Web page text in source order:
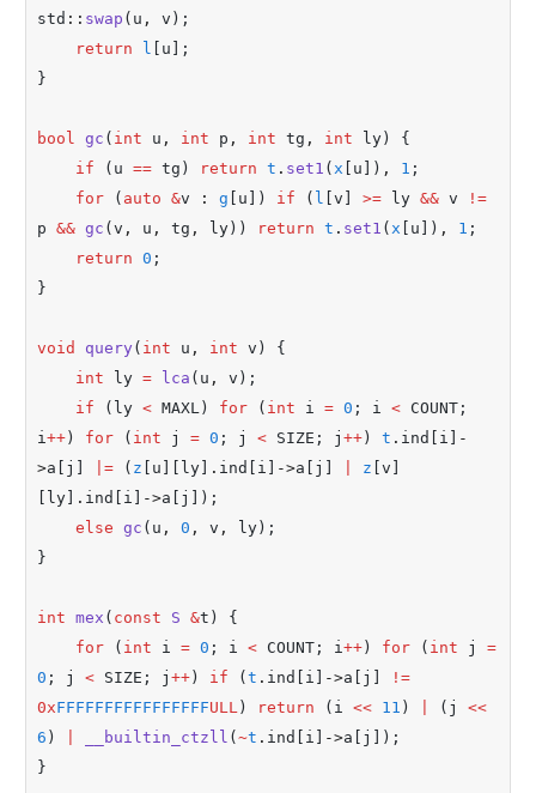
std :: swap (u ,
v);
return
l [u];
}
bool gc ( int u , int p , int tg , int ly) {
if (u == tg) return t . set1 ( x [u]) , 1 ;
for ( auto &v : g [u]) if ( l [v] >= ly && v
!=
p && gc (v , u , tg , ly)) return t . set1 ( x [u]) , 1 ;
return 0 ;
}
void query ( int u , int v) {
int ly = lca (u ,
v);
if (ly < MAXL) for ( int i = 0 ; i < COUNT;
i++ ) for ( int j = 0 ; j < SIZE; j ++ ) t . ind[i]
-
>a[j] |= ( z [u][ly] . ind[i] ->a[j] z [v]
[ly]
. ind[i] ->a[j]);
else gc (u , 0 , v ,
ly);
}
int mex ( const S &t) {
for ( int i = 0 ; i < COUNT; i++ ) for ( int j =
0 ; j < SIZE; j ++ ) if ( t . ind[i] ->a[j]
!=
0xFFFFFFFFFFFFFFFFULL ) return (i << 11 ) (j <<
6 ) __builtin_ctzll ( ~t . ind[i] ->a[j]);
}